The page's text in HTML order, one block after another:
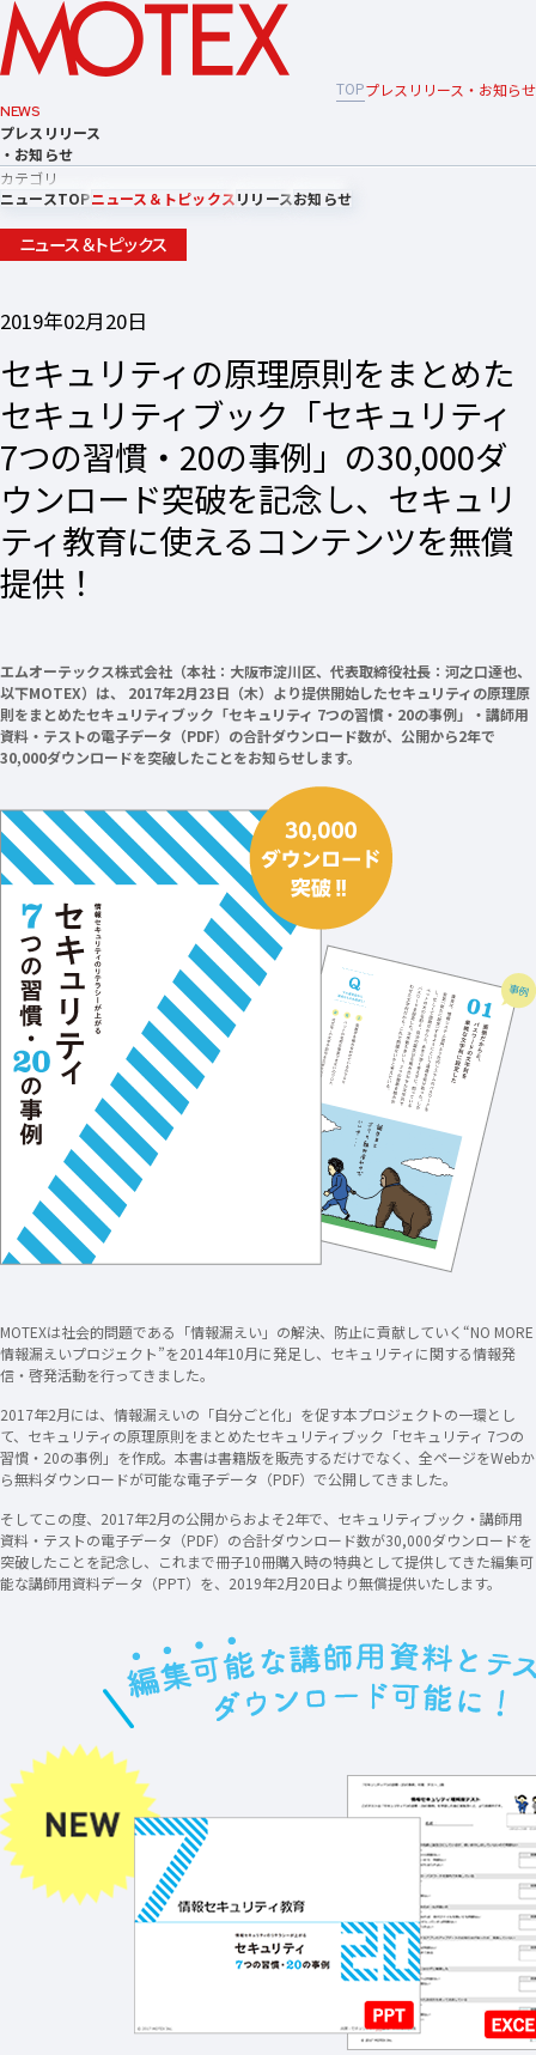
TOPプレスリリース・お知らせ
NEWS
プレスリリース
・お知らせ
カテゴリ
ニュースTOPニュース＆トピックスリリースお知らせ
ニュース＆トピックス
2019年02月20日
セキュリティの原理原則をまとめた
セキュリティブック「セキュリティ
7つの習慣・20の事例」の30,000ダ
ウンロード突破を記念し、セキュリ
ティ教育に使えるコンテンツを無償
提供！
エムオーテックス株式会社（本社：大阪市淀川区、代表取締役社長：河之口達也、
以下MOTEX）は、 2017年2月23日（木）より提供開始したセキュリティの原理原
則をまとめたセキュリティブック「セキュリティ 7つの習慣・20の事例」・講師用
資料・テストの電子データ（PDF）の合計ダウンロード数が、公開から2年で
30,000ダウンロードを突破したことをお知らせします。
MOTEXは社会的問題である「情報漏えい」の解決、防止に貢献していく“NO MORE
情報漏えいプロジェクト”を2014年10月に発足し、セキュリティに関する情報発
信・啓発活動を行ってきました。
2017年2月には、情報漏えいの「自分ごと化」を促す本プロジェクトの一環とし
て、セキュリティの原理原則をまとめたセキュリティブック「セキュリティ 7つの
習慣・20の事例」を作成。本書は書籍版を販売するだけでなく、全ページをWebか
ら無料ダウンロードが可能な電子データ（PDF）で公開してきました。
そしてこの度、2017年2月の公開からおよそ2年で、セキュリティブック・講師用
資料・テストの電子データ（PDF）の合計ダウンロード数が30,000ダウンロードを
突破したことを記念し、これまで冊子10冊購入時の特典として提供してきた編集可
能な講師用資料データ（PPT）を、2019年2月20日より無償提供いたします。